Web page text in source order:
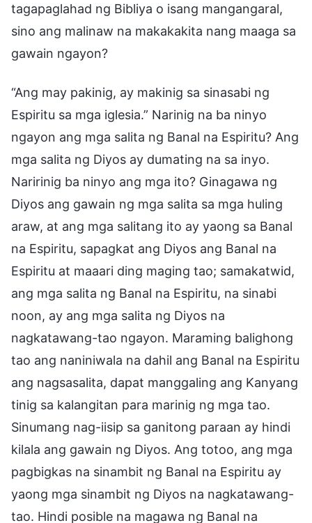
tagapaglahad ng Bibliya o isang mangangaral,
sino ang malinaw na makakakita nang maaga sa
gawain ngayon?
“Ang may pakinig, ay makinig sa sinasabi ng
Espiritu sa mga iglesia.” Narinig na ba ninyo
ngayon ang mga salita ng Banal na Espiritu? Ang
mga salita ng Diyos ay dumating na sa inyo.
Naririnig ba ninyo ang mga ito? Ginagawa ng
Diyos ang gawain ng mga salita sa mga huling
araw, at ang mga salitang ito ay yaong sa Banal
na Espiritu, sapagkat ang Diyos ang Banal na
Espiritu at maaari ding maging tao; samakatwid,
ang mga salita ng Banal na Espiritu, na sinabi
noon, ay ang mga salita ng Diyos na
nagkatawang-tao ngayon. Maraming balighong
tao ang naniniwala na dahil ang Banal na Espiritu
ang nagsasalita, dapat manggaling ang Kanyang
tinig sa kalangitan para marinig ng mga tao.
Sinumang nag-iisip sa ganitong paraan ay hindi
kilala ang gawain ng Diyos. Ang totoo, ang mga
pagbigkas na sinambit ng Banal na Espiritu ay
yaong mga sinambit ng Diyos na nagkatawang-
tao. Hindi posible na magawa ng Banal na